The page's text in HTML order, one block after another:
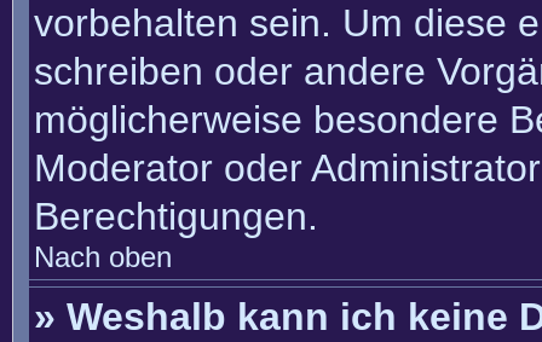
vorbehalten sein. Um diese
schreiben oder andere
möglicherweise besondere
Moderator oder
Berechtigungen.
Nach oben
» Weshalb kann ich keine